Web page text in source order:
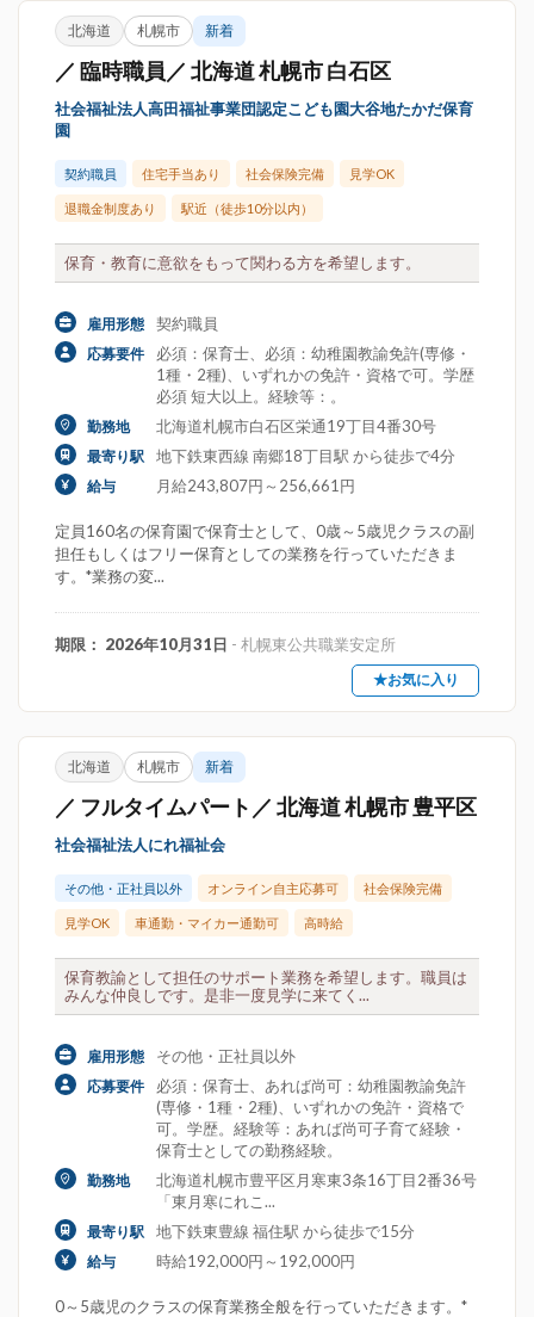
北海道 札幌市 新着
／ 臨時職員／ 北海道 札幌市 白石区
社会福祉法人高田福祉事業団認定こども園大谷地たかだ保育
園
契約職員 住宅手当あり 社会保険完備 見学OK
退職金制度あり 駅近（徒歩10分以内）
保育・教育に意欲をもって関わる方を希望します。
雇用形態 契約職員
応募要件
必須：保育士、必須：幼稚園教諭免許(専修・
1種・2種)、いずれかの免許・資格で可。学歴
必須 短大以上。経験等：。
勤務地 北海道札幌市白石区栄通19丁目4番30号
最寄り駅 地下鉄東西線 南郷18丁目駅 から徒歩で4分
給与 月給243,807円～256,661円
定員160名の保育園で保育士として、0歳～5歳児クラスの副
担任もしくはフリー保育としての業務を行っていただきま
す。*業務の変...
期限： 2026年10月31日 - 札幌東公共職業安定所
★お気に入り
北海道 札幌市 新着
／ フルタイムパート／ 北海道 札幌市 豊平区
社会福祉法人にれ福祉会
その他・正社員以外 オンライン自主応募可 社会保険完備
見学OK 車通勤・マイカー通勤可 高時給
保育教諭として担任のサポート業務を希望します。職員は
みんな仲良しです。是非一度見学に来てく...
雇用形態 その他・正社員以外
応募要件
必須：保育士、あれば尚可：幼稚園教諭免許
(専修・1種・2種)、いずれかの免許・資格で
可。学歴。経験等：あれば尚可子育て経験・
保育士としての勤務経験。
勤務地
北海道札幌市豊平区月寒東3条16丁目2番36号
「東月寒にれこ...
最寄り駅 地下鉄東豊線 福住駅 から徒歩で15分
給与 時給192,000円～192,000円
0～5歳児のクラスの保育業務全般を行っていただきます。*